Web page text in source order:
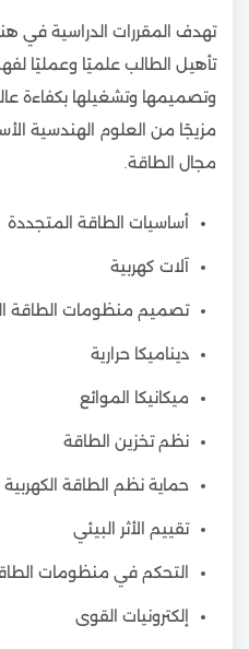
تهدف المقررات الدراسية في
تأهيل الطالب علميًا وعمليًا
وتصميمها وتشغيلها بكفاءة
مزيجًا من العلوم الهندسية
مجال الطاقة.
أساسيات الطاقة المتجددة
آلات كهربية
تصميم منظومات الطاقة
ديناميكا حرارية
ميكانيكا الموائع
نظم تخزين الطاقة
حماية نظم الطاقة الكهربية
تقييم الأثر البيئي
التحكم في منظومات
إلكترونيات القوى